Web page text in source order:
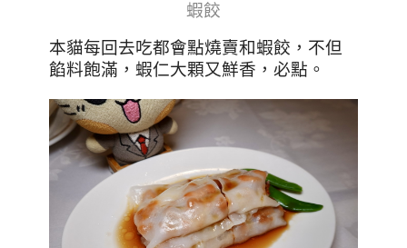
蝦餃
本貓每回去吃都會點燒賣和蝦餃，不但
餡料飽滿，蝦仁大顆又鮮香，必點。